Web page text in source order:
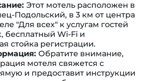
Этот мотель расположен в
Подольский, в 3 км от центра
"Для всех" к услугам гостей
бесплатный Wi-Fi и
стойка регистрации.
Обратите внимание,
мотеля свяжется с
и предоставит инструкции